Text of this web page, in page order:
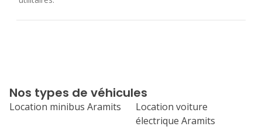
Nos types de véhicules
Location minibus Aramits
Location voiture
électrique Aramits